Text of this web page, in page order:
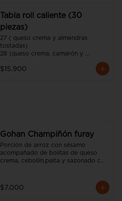
Tabla roll caliente (30
piezas)
27 ( queso crema y almendras
tostadas)
28 (queso crema, camarón y
29 (queso crema, pollo y ciboulette)
$15.900
Gohan Champiñón furay
Porción de arroz con sésamo
acompañado de bolitas de queso
crema, cebollín,palta y sazonado con
$7.000